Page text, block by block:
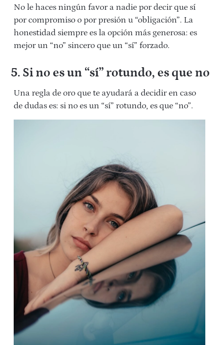
No le haces ningún favor a nadie por decir que sí
por compromiso o por presión u “obligación”. La
honestidad siempre es la opción más generosa: es
mejor un “no” sincero que un “sí” forzado.
5. Si no es un “sí” rotundo, es que no
Una regla de oro que te ayudará a decidir en caso
de dudas es: si no es un “sí” rotundo, es que “no”.